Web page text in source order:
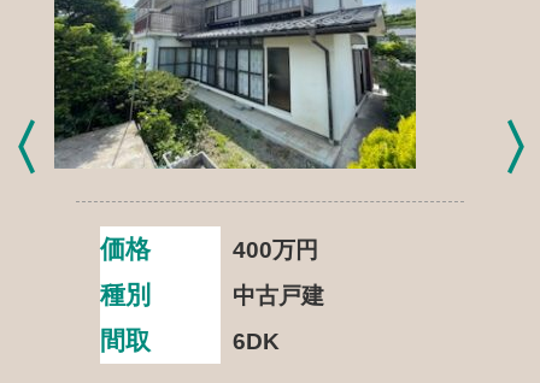
価格 400万円
種別 中古戸建
間取 6DK